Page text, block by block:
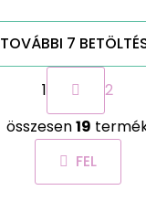
L
i
s
t
a
TOVÁBBI 7
L
a
p
o
z
á
s
1
2
összesen19
FEL